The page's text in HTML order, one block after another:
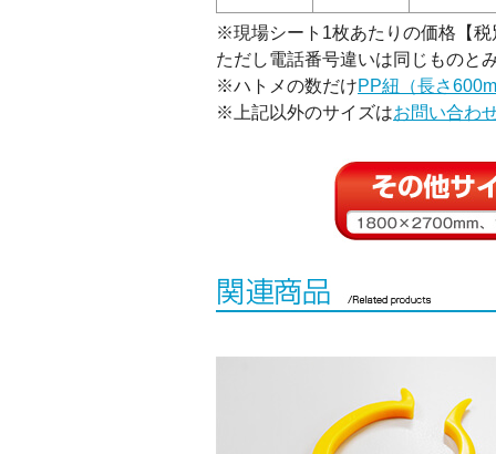
※現場シート1枚あたりの価格【
ただし電話番号違いは同じものと
※ハトメの数だけPP紐（長さ
※上記以外のサイズはお問い合わ